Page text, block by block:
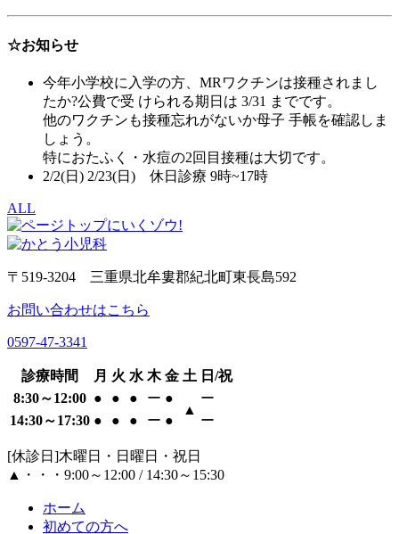
☆お知らせ
今年小学校に入学の方、MRワクチンは接種されまし
たか?公費で受 けられる期日は 3/31 までです。
他のワクチンも接種忘れがないか母子 手帳を確認しま
しょう。
特におたふく・水痘の2回目接種は大切です。
2/2(日) 2/23(日) 休日診療 9時~17時
ALL
〒519-3204 三重県北牟婁郡紀北町東長島592
お問い合わせはこちら
0597-47-3341
診療時間 月 火 水 木 金 土 日/祝
8:30～12:00 ● ● ● ー ●
▲
ー
14:30～17:30 ● ● ● ー ● ー
[休診日]木曜日・日曜日・祝日
▲・・・9:00～12:00 / 14:30～15:30
ホーム
初めての方へ